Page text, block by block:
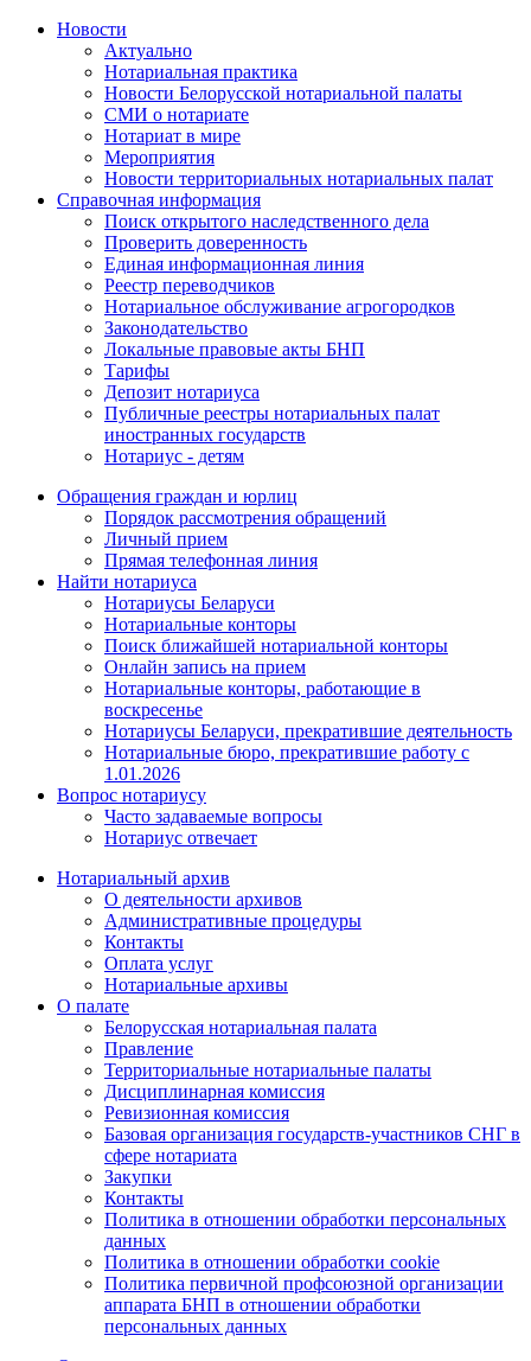
Новости
Актуально
Нотариальная практика
Новости Белорусской нотариальной палаты
СМИ о нотариате
Нотариат в мире
Мероприятия
Новости территориальных нотариальных палат
Справочная информация
Поиск открытого наследственного дела
Проверить доверенность
Единая информационная линия
Реестр переводчиков
Нотариальное обслуживание агрогородков
Законодательство
Локальные правовые акты БНП
Тарифы
Депозит нотариуса
Публичные реестры нотариальных палат
иностранных государств
Нотариус - детям
Обращения граждан и юрлиц
Порядок рассмотрения обращений
Личный прием
Прямая телефонная линия
Найти нотариуса
Нотариусы Беларуси
Нотариальные конторы
Поиск ближайшей нотариальной конторы
Онлайн запись на прием
Нотариальные конторы, работающие в
воскресенье
Нотариусы Беларуси, прекратившие деятельность
Нотариальные бюро, прекратившие работу с
1.01.2026
Вопрос нотариусу
Часто задаваемые вопросы
Нотариус отвечает
Нотариальный архив
О деятельности архивов
Административные процедуры
Контакты
Оплата услуг
Нотариальные архивы
О палате
Белорусская нотариальная палата
Правление
Территориальные нотариальные палаты
Дисциплинарная комиссия
Ревизионная комиссия
Базовая организация государств-участников СНГ в
сфере нотариата
Закупки
Контакты
Политика в отношении обработки персональных
данных
Политика в отношении обработки cookie
Политика первичной профсоюзной организации
аппарата БНП в отношении обработки
персональных данных